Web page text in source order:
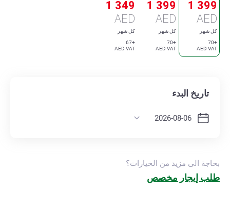
1 399
AED
كل شهر
+70
AED VAT
1 399
AED
كل شهر
+70
AED VAT
1 349
AED
كل شهر
+67
AED VAT
تاريخ البدء
بحاجة الى مزيد من الخيارات؟
طلب إيجار مخصص